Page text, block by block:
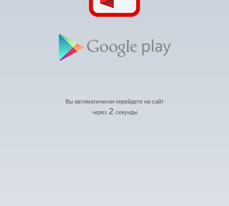
Вы автоматически перейдете на сайт
через 2 секунды